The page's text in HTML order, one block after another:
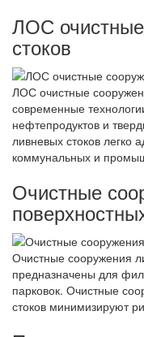
ЛОС
стоков
ЛОС очистные
современные
нефтепродуктов и
ливневых стоков легко
коммунальных и
Очистные
Очистные сооружения
предназначены для
парковок. Очистные
стоков минимизируют